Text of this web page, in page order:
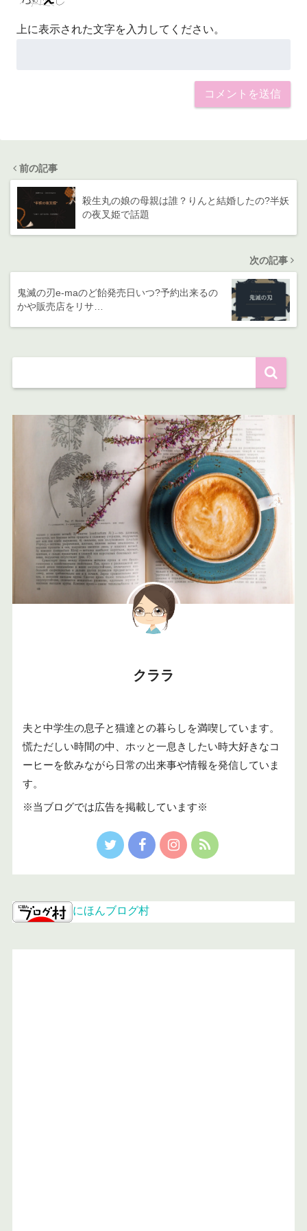
上に表示された文字を入力してください。
前の記事
殺生丸の娘の母親は誰？りんと結婚したの?半妖
の夜叉姫で話題
次の記事
鬼滅の刃e-maのど飴発売日いつ?予約出来るの
かや販売店をリサ…
クララ
夫と中学生の息子と猫達との暮らしを満喫しています。
慌ただしい時間の中、ホッと一息きしたい時大好きなコ
ーヒーを飲みながら日常の出来事や情報を発信していま
す。
※当ブログでは広告を掲載しています※
にほんブログ村